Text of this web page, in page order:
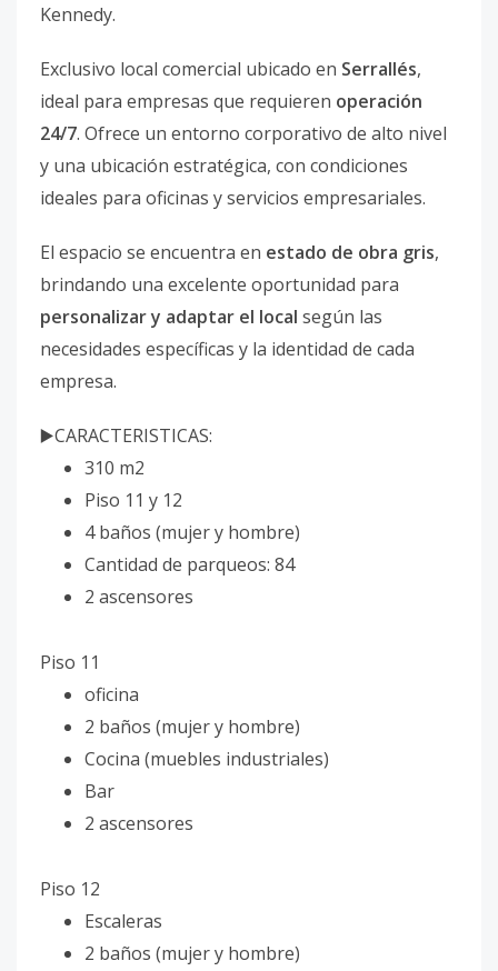
Kennedy.
Exclusivo local comercial ubicado en Serrallés,
ideal para empresas que requieren operación
24/7. Ofrece un entorno corporativo de alto nivel
y una ubicación estratégica, con condiciones
ideales para oficinas y servicios empresariales.
El espacio se encuentra en estado de obra gris,
brindando una excelente oportunidad para
personalizar y adaptar el local según las
necesidades específicas y la identidad de cada
empresa.
▶️CARACTERISTICAS:
310 m2
Piso 11 y 12
4 baños (mujer y hombre)
Cantidad de parqueos: 84
2 ascensores
Piso 11
oficina
2 baños (mujer y hombre)
Cocina (muebles industriales)
Bar
2 ascensores
Piso 12
Escaleras
2 baños (mujer y hombre)